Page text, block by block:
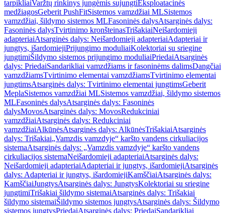
tarpikliaiVaržtų rinkinys jungėmis sujungtiEksploatacinės
medžiagosGeberit PushFitSistemos vamzdžiai MLSistemos
vamzdžiai, šildymo sistemos MLFasoninės dalysAtsarginės dalys:
Fasoninės dalysTvirtinimo kronšteinasTrišakiaiNeišardomieji
adapteriaiAtsarginės dalys: Neišardomieji adapteriaiAdapteriai ir
jungtys, išardomiejiPrijungimo moduliaiKolektoriai su sriegine
jungtimiŠildymo sistemos prijungimo moduliaiPriedaiAtsarginės
dalys: PriedaiSandarikliai vamzdžiams ir fasoninėms dalimsDangčiai
vamzdžiamsTvirtinimo elementai vamzdžiamsTvirtinimo elementai
jungtimsAtsarginės dalys: Tvirtinimo elementai jungtimsGeberit
MeplaSistemos vamzdžiai MLSistemos vamzdžiai, šildymo sistemos
MLFasoninės dalysAtsarginės dalys: Fasoninės
dalysMovosAtsarginės dalys: MovosRedukciniai
vamzdžiaiAtsarginės dalys: Redukciniai
vamzdžiaiAlkūnėsAtsarginės dalys: AlkūnėsTrišakiaiAtsarginės
dalys: Trišakiai„Vamzdis vamzdyje“ karšto vandens cirkuliacijos
sistemaAtsarginės dalys: „Vamzdis vamzdyje“ karšto vandens
cirkuliacijos sistemaNeišardomieji adapteriaiAtsarginės dalys:
Neišardomieji adapteriaiAdapteriai ir jungtys, išardomiejiAtsarginės
dalys: Adapteriai ir jungtys, išardomiejiKamščiaiAtsarginės dalys:
KamščiaiJungtysAtsarginės dalys: JungtysKolektoriai su sriegine
jungtimiTrišakiai šildymo sistemaiAtsarginės dalys: Trišakiai
šildymo sistemaiŠildymo sistemos jungtysAtsarginės dalys: Šildymo
sistemos jungtysPriedaiAtsarginės dalys: PriedaiSandarikliai